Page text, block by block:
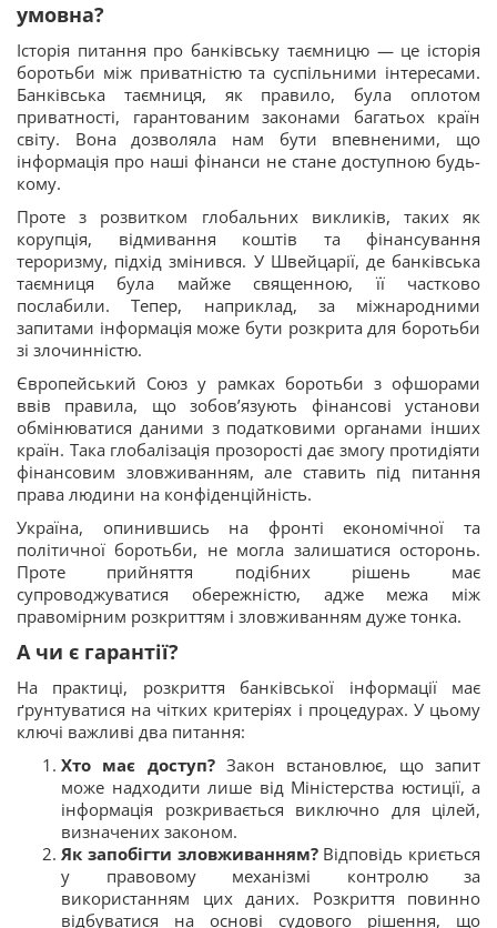
умовна?
Історія питання про банківську таємницю — це історія
боротьби між приватністю та суспільними інтересами.
Банківська таємниця, як правило, була оплотом
приватності, гарантованим законами багатьох країн
світу. Вона дозволяла нам бути впевненими, що
інформація про наші фінанси не стане доступною будь-
кому.
Проте з розвитком глобальних викликів, таких як
корупція, відмивання коштів та фінансування
тероризму, підхід змінився. У Швейцарії, де банківська
таємниця була майже священною, її частково
послабили. Тепер, наприклад, за міжнародними
запитами інформація може бути розкрита для боротьби
зі злочинністю.
Європейський Союз у рамках боротьби з офшорами
ввів правила, що зобов’язують фінансові установи
обмінюватися даними з податковими органами інших
країн. Така глобалізація прозорості дає змогу протидіяти
фінансовим зловживанням, але ставить під питання
права людини на конфіденційність.
Україна, опинившись на фронті економічної та
політичної боротьби, не могла залишатися осторонь.
Проте прийняття подібних рішень має
супроводжуватися обережністю, адже межа між
правомірним розкриттям і зловживанням дуже тонка.
А чи є гарантії?
На практиці, розкриття банківської інформації має
ґрунтуватися на чітких критеріях і процедурах. У цьому
ключі важливі два питання:
Хто має доступ?Закон встановлює, що запит
може надходити лише від Міністерства юстиції, а
інформація розкривається виключно для цілей,
визначених законом.
Як запобігти зловживанням?Відповідь криється
у правовому механізмі контролю за
використанням цих даних. Розкриття повинно
відбуватися на основі судового рішення, що